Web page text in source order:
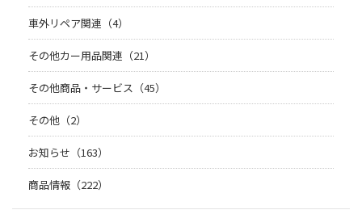
車外リペア関連（4）
その他カー用品関連（21）
その他商品・サービス（45）
その他（2）
お知らせ（163）
商品情報（222）